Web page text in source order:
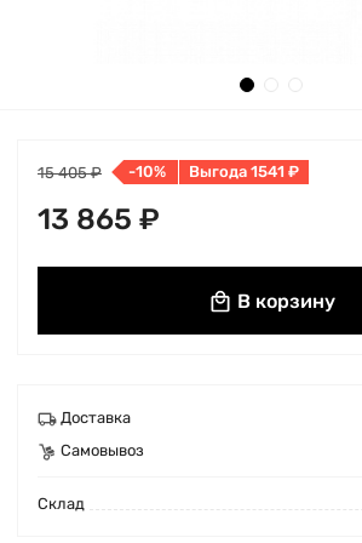
15 405 ₽ -10% Выгода 1541 ₽
13 865 ₽
В корзину
Доставка
Самовывоз
Cклад